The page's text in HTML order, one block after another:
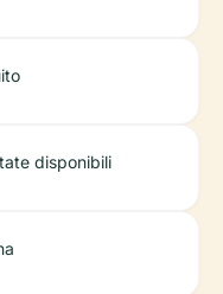
disponibili